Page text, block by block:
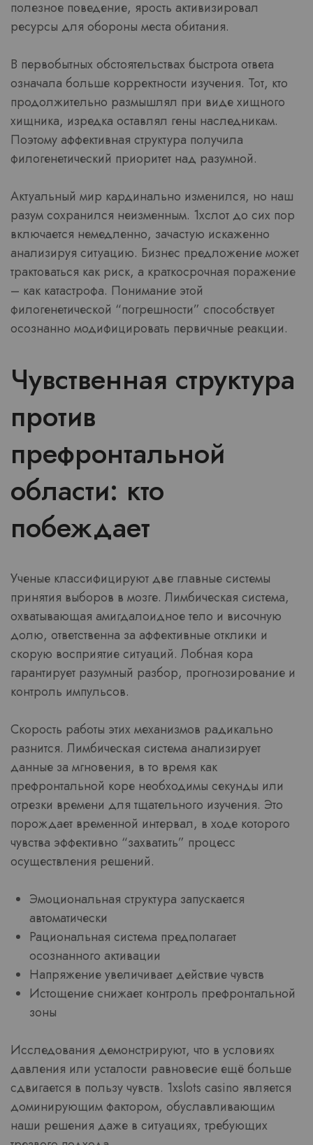
полезное поведение, ярость активизировал
ресурсы для обороны места обитания.
В первобытных обстоятельствах быстрота ответа
означала больше корректности изучения. Тот, кто
продолжительно размышлял при виде хищного
хищника, изредка оставлял гены наследникам.
Поэтому аффективная структура получила
филогенетический приоритет над разумной.
Актуальный мир кардинально изменился, но наш
разум сохранился неизменным. 1хслот до сих пор
включается немедленно, зачастую искаженно
анализируя ситуацию. Бизнес предложение может
трактоваться как риск, а краткосрочная поражение
– как катастрофа. Понимание этой
филогенетической “погрешности” способствует
осознанно модифицировать первичные реакции.
Чувственная структура
против
префронтальной
области: кто
побеждает
Ученые классифицируют две главные системы
принятия выборов в мозге. Лимбическая система,
охватывающая амигдалоидное тело и височную
долю, ответственна за аффективные отклики и
скорую восприятие ситуаций. Лобная кора
гарантирует разумный разбор, прогнозирование и
контроль импульсов.
Скорость работы этих механизмов радикально
разнится. Лимбическая система анализирует
данные за мгновения, в то время как
префронтальной коре необходимы секунды или
отрезки времени для тщательного изучения. Это
порождает временной интервал, в ходе которого
чувства эффективно “захватить” процесс
осуществления решений.
Эмоциональная структура запускается
автоматически
Рациональная система предполагает
осознанного активации
Напряжение увеличивает действие чувств
Истощение снижает контроль префронтальной
зоны
Исследования демонстрируют, что в условиях
давления или усталости равновесие ещё больше
сдвигается в пользу чувств. 1xslots casino является
доминирующим фактором, обуславливающим
наши решения даже в ситуациях, требующих